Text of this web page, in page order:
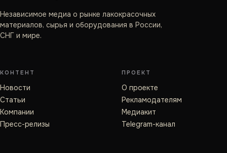
Независимое медиа о рынке лакокрасочных
материалов, сырья и оборудования в России,
СНГ и мире.
КОНТЕНТ
Новости
Статьи
Компании
Пресс-релизы
ПРОЕКТ
О проекте
Рекламодателям
Медиакит
Telegram-канал